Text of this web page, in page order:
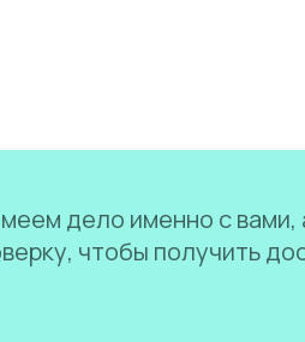
дело именно с вами,
чтобы получить